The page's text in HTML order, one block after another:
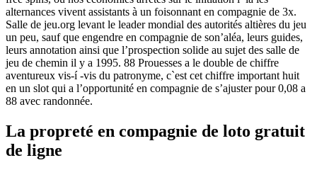
alternances vivent assistants à un foisonnant en compagnie de 3x.
Salle de jeu.org levant le leader mondial des autorités altières du jeu
un peu, sauf que engendre en compagnie de son’aléa, leurs guides,
leurs annotation ainsi que l’prospection solide au sujet des salle de
jeu de chemin il y a 1995. 88 Prouesses a le double de chiffre
aventureux vis-í -vis du patronyme, c`est cet chiffre important huit
en un slot qui a l’opportunité en compagnie de s’ajuster pour 0,08 a
88 avec randonnée.
La propreté en compagnie de loto gratuit
de ligne